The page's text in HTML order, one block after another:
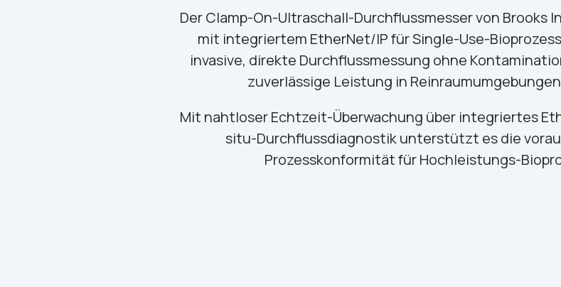
Der Clamp-On-Ultraschall-Durchflussmesser von Brooks
mit integriertem EtherNet/IP für Single-Use-
invasive, direkte Durchflussmessung ohne
zuverlässige Leistung in
Mit nahtloser Echtzeit-Überwachung über integriertes
situ-Durchflussdiagnostik unterstützt es die
Prozesskonformität für Hochleistungs-